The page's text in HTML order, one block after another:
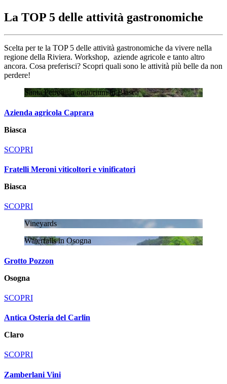
La TOP 5 delle attività gastronomiche
Scelta per te la TOP 5 delle attività gastronomiche da vivere nella
regione della Riviera. Workshop, aziende agricole e tanto altro
ancora. Cosa preferisci? Scopri quali sono le attività più belle da non
perdere!
Santa Petronilla oratorium in Biasca
Azienda agricola Caprara
Biasca
SCOPRI
Fratelli Meroni viticoltori e vinificatori
Biasca
SCOPRI
Vineyards
Waterfalls in Osogna
Grotto Pozzon
Osogna
SCOPRI
Antica Osteria del Carlin
Claro
SCOPRI
Zamberlani Vini